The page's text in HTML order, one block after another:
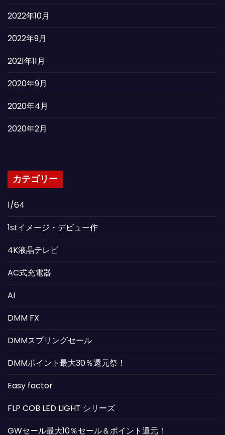
2022年10月
2022年9月
2021年11月
2020年9月
2020年4月
2020年2月
カテゴリー
1/64
1stイメージ・デビュー作
4K液晶テレビ
AC式充電器
AI
DMM FX
DMMスプリングセール
DMMポイント最大30％還元祭！
Easy factor
FLP COB LED LIGHT シリーズ
GWセール最大10％セール＆ポイント還元！